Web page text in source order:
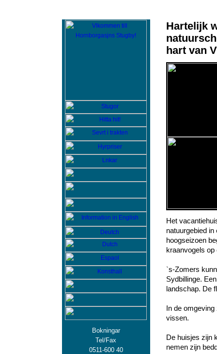
Bokningar
Tel/Fax
0511-600 40
Hartelijk
hart van
Het
natuurgebied
hoogseizoen
kraanvogels
`s-Zomers
Sydbillinge.
landschap. De
In de
vissen.
De huisjes zijn
nemen zijn